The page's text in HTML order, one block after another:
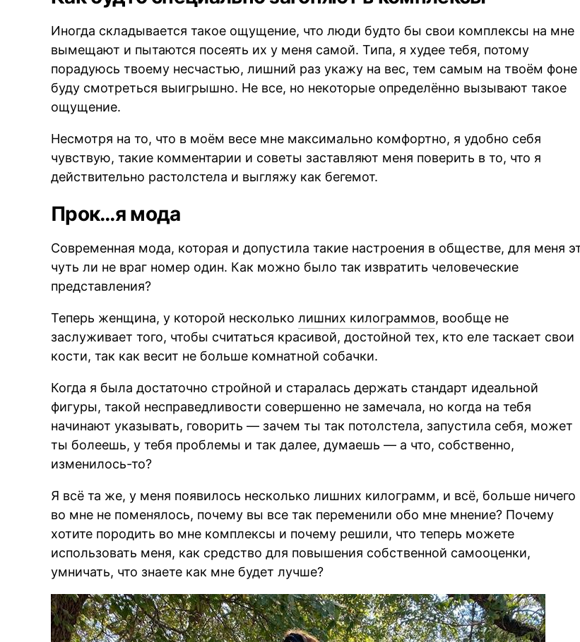
Иногда складывается такое ощущение, что люди будто бы свои комплексы на мне
вымещают и пытаются посеять их у меня самой. Типа, я худее тебя, потому
порадуюсь твоему несчастью, лишний раз укажу на вес, тем самым на твоём фоне
буду смотреться выигрышно. Не все, но некоторые определённо вызывают такое
ощущение.
Несмотря на то, что в моём весе мне максимально комфортно, я удобно себя
чувствую, такие комментарии и советы заставляют меня поверить в то, что я
действительно растолстела и выгляжу как бегемот.
Прок…я мода
Современная мода, которая и допустила такие настроения в обществе, для меня
чуть ли не враг номер один. Как можно было так извратить человеческие
представления?
Теперь женщина, у которой нескольколишних килограммов, вообще не
заслуживает того, чтобы считаться красивой, достойной тех, кто еле таскает свои
кости, так как весит не больше комнатной собачки.
Когда я была достаточно стройной и старалась держать стандарт идеальной
фигуры, такой несправедливости совершенно не замечала, но когда на тебя
начинают указывать, говорить — зачем ты так потолстела, запустила себя, может
ты болеешь, у тебя проблемы и так далее, думаешь — а что, собственно,
изменилось-то?
Я всё та же, у меня появилось несколько лишних килограмм, и всё, больше ничего
во мне не поменялось, почему вы все так переменили обо мне мнение? Почему
хотите породить во мне комплексы и почему решили, что теперь можете
использовать меня, как средство для повышения собственной самооценки,
умничать, что знаете как мне будет лучше?